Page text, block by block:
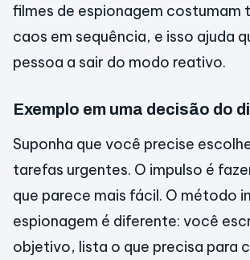
filmes de espionagem costumam
caos em sequência, e isso ajuda
pessoa a sair do modo reativo.
Exemplo em uma decisão do
Suponha que você precise
tarefas urgentes. O impulso é
que parece mais fácil. O método
espionagem é diferente: você
objetivo, lista o que precisa para